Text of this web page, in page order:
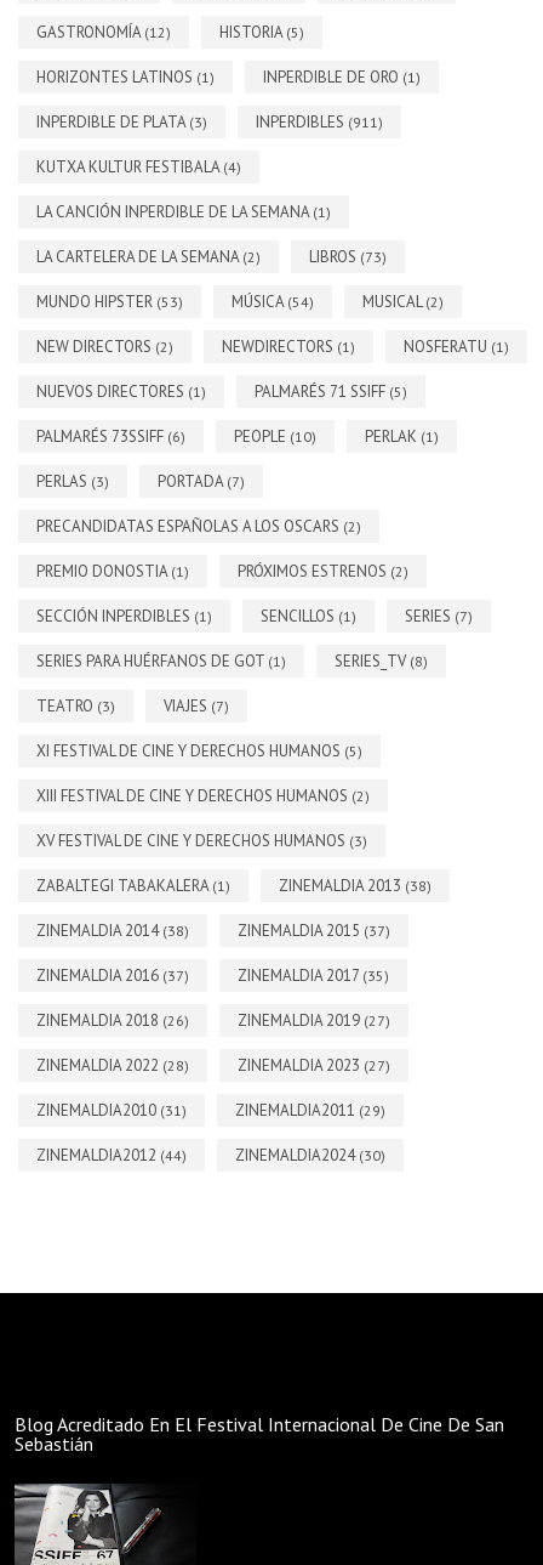
GASTRONOMÍA (12) HISTORIA (5)
HORIZONTES LATINOS (1) INPERDIBLE DE ORO (1)
INPERDIBLE DE PLATA (3) INPERDIBLES (911)
KUTXA KULTUR FESTIBALA (4)
LA CANCIÓN INPERDIBLE DE LA SEMANA (1)
LA CARTELERA DE LA SEMANA (2) LIBROS (73)
MUNDO HIPSTER (53) MÚSICA (54) MUSICAL(2)
NEW DIRECTORS (2) NEWDIRECTORS (1) NOSFERATU (1)
NUEVOS DIRECTORES (1) PALMARÉS 71 SSIFF (5)
PALMARÉS 73SSIFF (6) PEOPLE (10) PERLAK (1)
PERLAS (3) PORTADA (7)
PRECANDIDATAS ESPAÑOLAS A LOS OSCARS (2)
PREMIO DONOSTIA (1) PRÓXIMOS ESTRENOS (2)
SECCIÓN INPERDIBLES (1) SENCILLOS (1) SERIES (7)
SERIES PARA HUÉRFANOS DE GOT (1) SERIES_TV (8)
TEATRO (3) VIAJES (7)
XI FESTIVAL DE CINE Y DERECHOS HUMANOS (5)
XIII FESTIVAL DE CINE Y DERECHOS HUMANOS (2)
XV FESTIVAL DE CINE Y DERECHOS HUMANOS (3)
ZABALTEGI TABAKALERA (1) ZINEMALDIA 2013 (38)
ZINEMALDIA 2014 (38) ZINEMALDIA 2015 (37)
ZINEMALDIA 2016 (37) ZINEMALDIA 2017 (35)
ZINEMALDIA 2018 (26) ZINEMALDIA 2019 (27)
ZINEMALDIA 2022 (28) ZINEMALDIA 2023 (27)
ZINEMALDIA2010 (31) ZINEMALDIA2011 (29)
ZINEMALDIA2012 (44) ZINEMALDIA2024 (30)
Blog Acreditado En El Festival Internacional De Cine De San
Sebastián